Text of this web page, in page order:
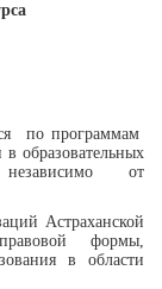
по программам
образовательных
от
Астраханской
формы,
в области